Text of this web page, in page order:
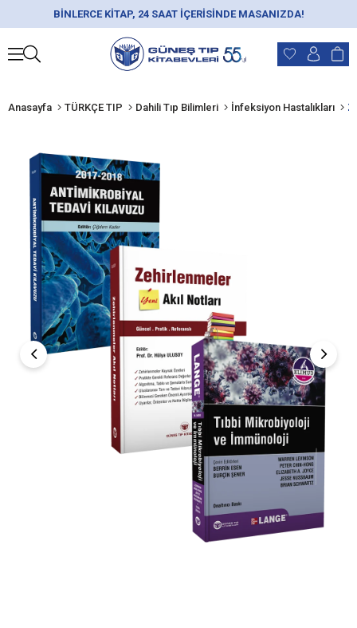
BİNLERCE KİTAP, 24 SAAT İÇERİSİNDE MASANIZDA!
Anasayfa TÜRKÇE TIP Dahili Tıp Bilimleri İnfeksiyon Hastalıkları